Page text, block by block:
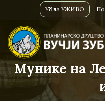
Убла УЖИВО
Мунике на